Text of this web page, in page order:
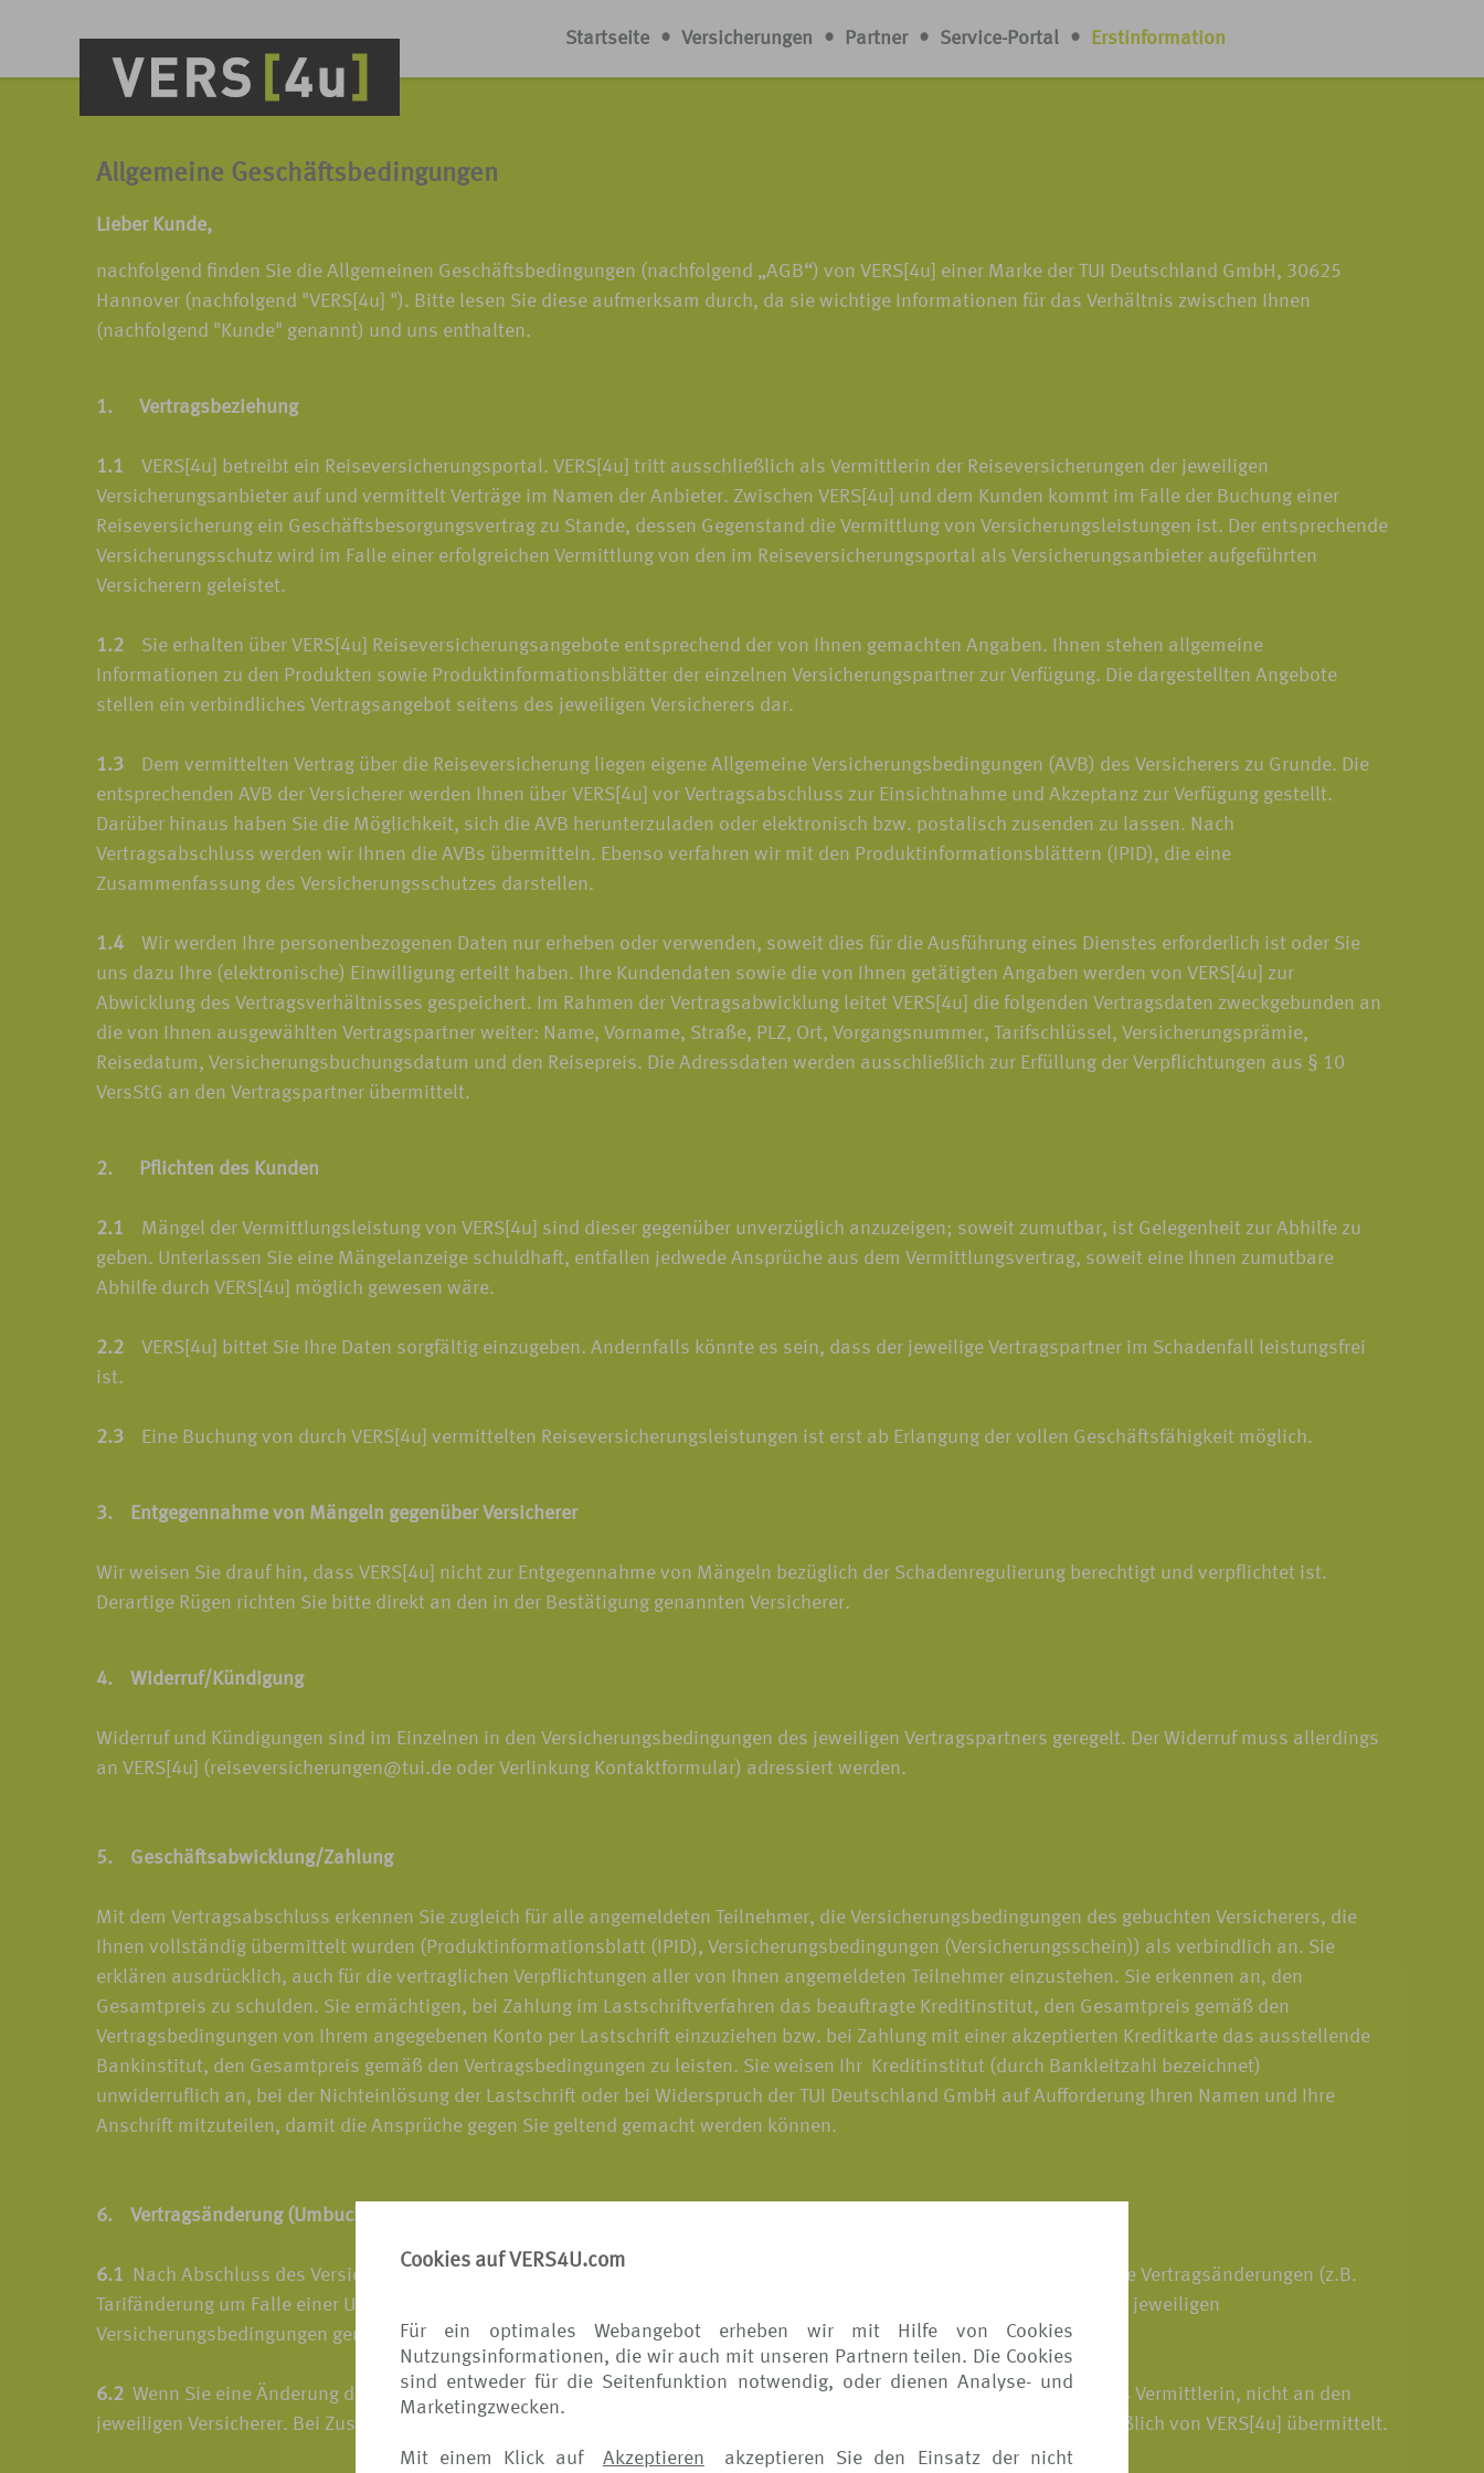
Cookies auf VERS4U.com
Für ein optimales Webangebot erheben wir mit Hilfe von Cookies
Nutzungsinformationen, die wir auch mit unseren Partnern teilen. Die Cookies
sind entweder für die Seitenfunktion notwendig, oder dienen Analyse- und
Marketingzwecken.
Mit einem Klick auf Akzeptieren
akzeptieren Sie den Einsatz der nicht
Startseite • Versicherungen • Partner • Service-Portal • Erstinformation
Allgemeine Geschäftsbedingungen
Lieber Kunde,
nachfolgend finden Sie die Allgemeinen Geschäftsbedingungen (nachfolgend „AGB“) von VERS[4u] einer Marke der TUI Deutschland GmbH, 30625
Hannover (nachfolgend "VERS[4u] "). Bitte lesen Sie diese aufmerksam durch, da sie wichtige Informationen für das Verhältnis zwischen Ihnen
(nachfolgend "Kunde" genannt) und uns enthalten.
1. Vertragsbeziehung
1.1
VERS[4u] betreibt ein Reiseversicherungsportal. VERS[4u] tritt ausschließlich als Vermittlerin der Reiseversicherungen der jeweiligen
Versicherungsanbieter auf und vermittelt Verträge im Namen der Anbieter. Zwischen VERS[4u] und dem Kunden kommt im Falle der Buchung einer
Reiseversicherung ein Geschäftsbesorgungsvertrag zu Stande, dessen Gegenstand die Vermittlung von Versicherungsleistungen ist. Der entsprechende
Versicherungsschutz wird im Falle einer erfolgreichen Vermittlung von den im Reiseversicherungsportal als Versicherungsanbieter aufgeführten
Versicherern geleistet.
1.2 Sie erhalten über VERS[4u] Reiseversicherungsangebote entsprechend der von Ihnen gemachten Angaben. Ihnen stehen allgemeine
Informationen zu den Produkten sowie Produktinformationsblätter der einzelnen Versicherungspartner zur Verfügung. Die dargestellten Angebote
stellen ein verbindliches Vertragsangebot seitens des jeweiligen Versicherers dar.
1.3 Dem vermittelten Vertrag über die Reiseversicherung liegen eigene Allgemeine Versicherungsbedingungen (AVB) des Versicherers zu Grunde. Die
entsprechenden AVB der Versicherer werden Ihnen über VERS[4u] vor Vertragsabschluss zur Einsichtnahme und Akzeptanz zur Verfügung gestellt.
Darüber hinaus haben Sie die Möglichkeit, sich die AVB herunterzuladen oder elektronisch bzw. postalisch zusenden zu lassen. Nach
Vertragsabschluss werden wir Ihnen die AVBs übermitteln. Ebenso verfahren wir mit den Produktinformationsblättern (IPID), die eine
Zusammenfassung des Versicherungsschutzes darstellen.
1.4 Wir werden Ihre personenbezogenen Daten nur erheben oder verwenden, soweit dies für die Ausführung eines Dienstes erforderlich ist oder Sie
uns dazu Ihre (elektronische) Einwilligung erteilt haben. Ihre Kundendaten sowie die von Ihnen getätigten Angaben werden von VERS[4u] zur
Abwicklung des Vertragsverhältnisses gespeichert. Im Rahmen der Vertragsabwicklung leitet VERS[4u] die folgenden Vertragsdaten zweckgebunden an
die von Ihnen ausgewählten Vertragspartner weiter: Name, Vorname, Straße, PLZ, Ort, Vorgangsnummer, Tarifschlüssel, Versicherungsprämie,
Reisedatum, Versicherungsbuchungsdatum und den Reisepreis. Die Adressdaten werden ausschließlich zur Erfüllung der Verpflichtungen aus § 10
VersStG an den Vertragspartner übermittelt.
2. Pflichten des Kunden
2.1 Mängel der Vermittlungsleistung von VERS[4u] sind dieser gegenüber unverzüglich anzuzeigen; soweit zumutbar, ist Gelegenheit zur Abhilfe zu
geben. Unterlassen Sie eine Mängelanzeige schuldhaft, entfallen jedwede Ansprüche aus dem Vermittlungsvertrag, soweit eine Ihnen zumutbare
Abhilfe durch VERS[4u] möglich gewesen wäre.
2.2 VERS[4u] bittet Sie Ihre Daten sorgfältig einzugeben. Andernfalls könnte es sein, dass der jeweilige Vertragspartner im Schadenfall leistungsfrei
ist.
2.3 Eine Buchung von durch VERS[4u] vermittelten Reiseversicherungsleistungen ist erst ab Erlangung der vollen Geschäftsfähigkeit möglich.
3. Entgegennahme von Mängeln gegenüber Versicherer
Wir weisen Sie drauf hin, dass VERS[4u] nicht zur Entgegennahme von Mängeln bezüglich der Schadenregulierung berechtigt und verpflichtet ist.
Derartige Rügen richten Sie bitte direkt an den in der Bestätigung genannten Versicherer.
4. Widerruf/Kündigung
Widerruf und Kündigungen sind im Einzelnen in den Versicherungsbedingungen des jeweiligen Vertragspartners geregelt. Der Widerruf muss allerdings
an VERS[4u] (reiseversicherungen@tui.de oder Verlinkung Kontaktformular) adressiert werden.
5. Geschäftsabwicklung/Zahlung
Mit dem Vertragsabschluss erkennen Sie zugleich für alle angemeldeten Teilnehmer, die Versicherungsbedingungen des gebuchten Versicherers, die
Ihnen vollständig übermittelt wurden (Produktinformationsblatt (IPID), Versicherungsbedingungen (Versicherungsschein)) als verbindlich an. Sie
erklären ausdrücklich, auch für die vertraglichen Verpflichtungen aller von Ihnen angemeldeten Teilnehmer einzustehen. Sie erkennen an, den
Gesamtpreis zu schulden. Sie ermächtigen, bei Zahlung im Lastschriftverfahren das beauftragte Kreditinstitut, den Gesamtpreis gemäß den
Vertragsbedingungen von Ihrem angegebenen Konto per Lastschrift einzuziehen bzw. bei Zahlung mit einer akzeptierten Kreditkarte das ausstellende
Bankinstitut, den Gesamtpreis gemäß den Vertragsbedingungen zu leisten. Sie weisen Ihr Kreditinstitut (durch Bankleitzahl bezeichnet)
unwiderruflich an, bei der Nichteinlösung der Lastschrift oder bei Widerspruch der TUI Deutschland GmbH auf Aufforderung Ihren Namen und Ihre
Anschrift mitzuteilen, damit die Ansprüche gegen Sie geltend gemacht werden können.
6. Vertragsänderung (Umbuchen)
6.1 Nach Abschluss des Versicherungsvertrages richten sich die Bedingungen für von Ihnen veranlasste oder gewünschte Vertragsänderungen (z.B.
Tarifänderung um Falle einer Umbuchung der Reise) nach den Bedingungen des jeweiligen Versicherers. Diese sind in den jeweiligen
Versicherungsbedingungen geregelt.
6.2 Wenn Sie eine Änderung des Versicherungsvertrages wünschen, wenden Sie sich bitte ausschließlich an VERS[4u] als Vermittlerin, nicht an den
jeweiligen Versicherer. Bei Zustimmung durch den Versicherer, bekommen Sie die Vertragsänderung wiederum ausschließlich von VERS[4u] übermittelt.